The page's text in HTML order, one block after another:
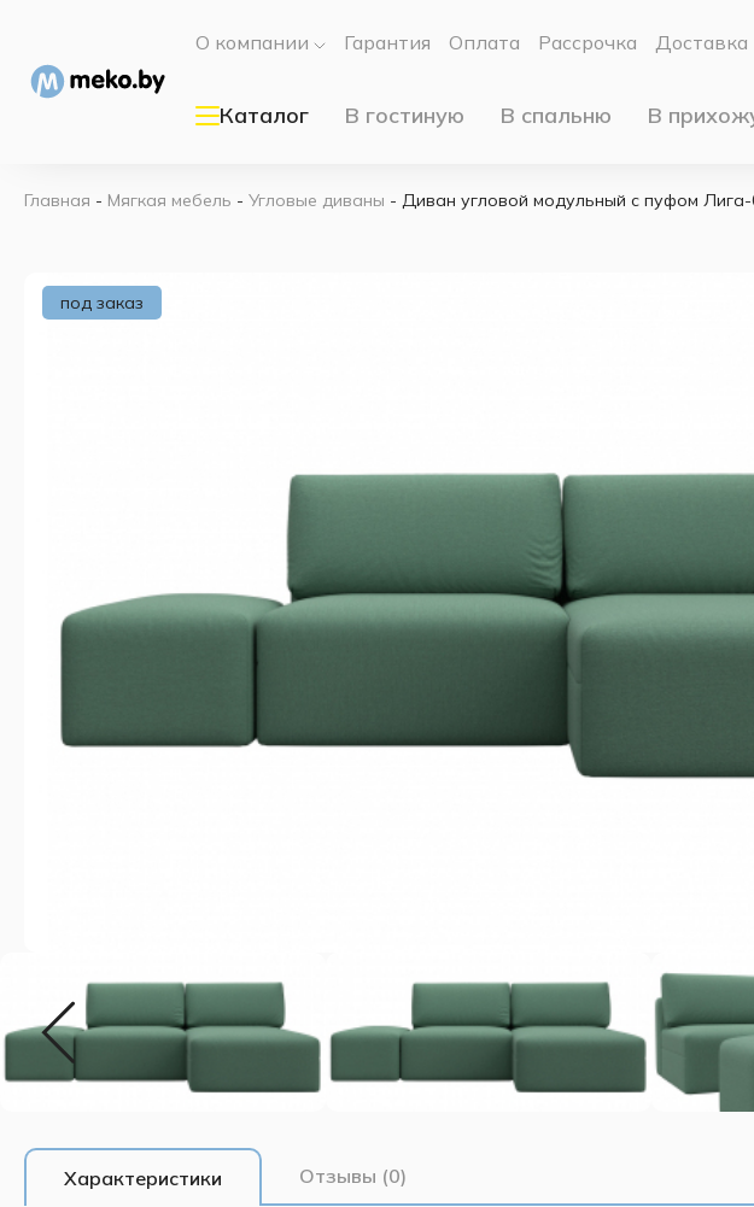
О компании Гарантия Оплата Рассрочка Доставка
Каталог В гостиную В спальню В
Главная - Мягкая мебель - Угловые диваны - Диван угловой модульный с пуфом
под заказ
Характеристики Отзывы (0)